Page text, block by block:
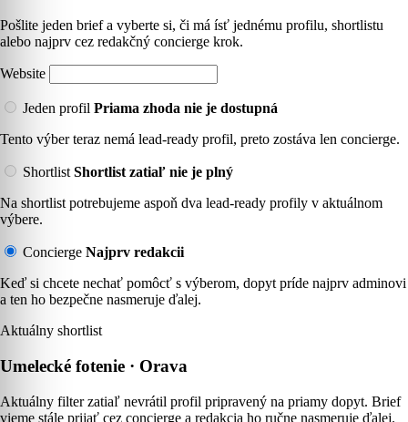
Pošlite jeden brief a vyberte si, či má ísť jednému profilu, shortlistu
alebo najprv cez redakčný concierge krok.
Website
Jeden profil Priama zhoda nie je dostupná
Tento výber teraz nemá lead-ready profil, preto zostáva len concierge.
Shortlist Shortlist zatiaľ nie je plný
Na shortlist potrebujeme aspoň dva lead-ready profily v aktuálnom
výbere.
Concierge Najprv redakcii
Keď si chcete nechať pomôcť s výberom, dopyt príde najprv adminovi
a ten ho bezpečne nasmeruje ďalej.
Aktuálny shortlist
Umelecké fotenie · Orava
Aktuálny filter zatiaľ nevrátil profil pripravený na priamy dopyt. Brief
vieme stále prijať cez concierge a redakcia ho ručne nasmeruje ďalej.